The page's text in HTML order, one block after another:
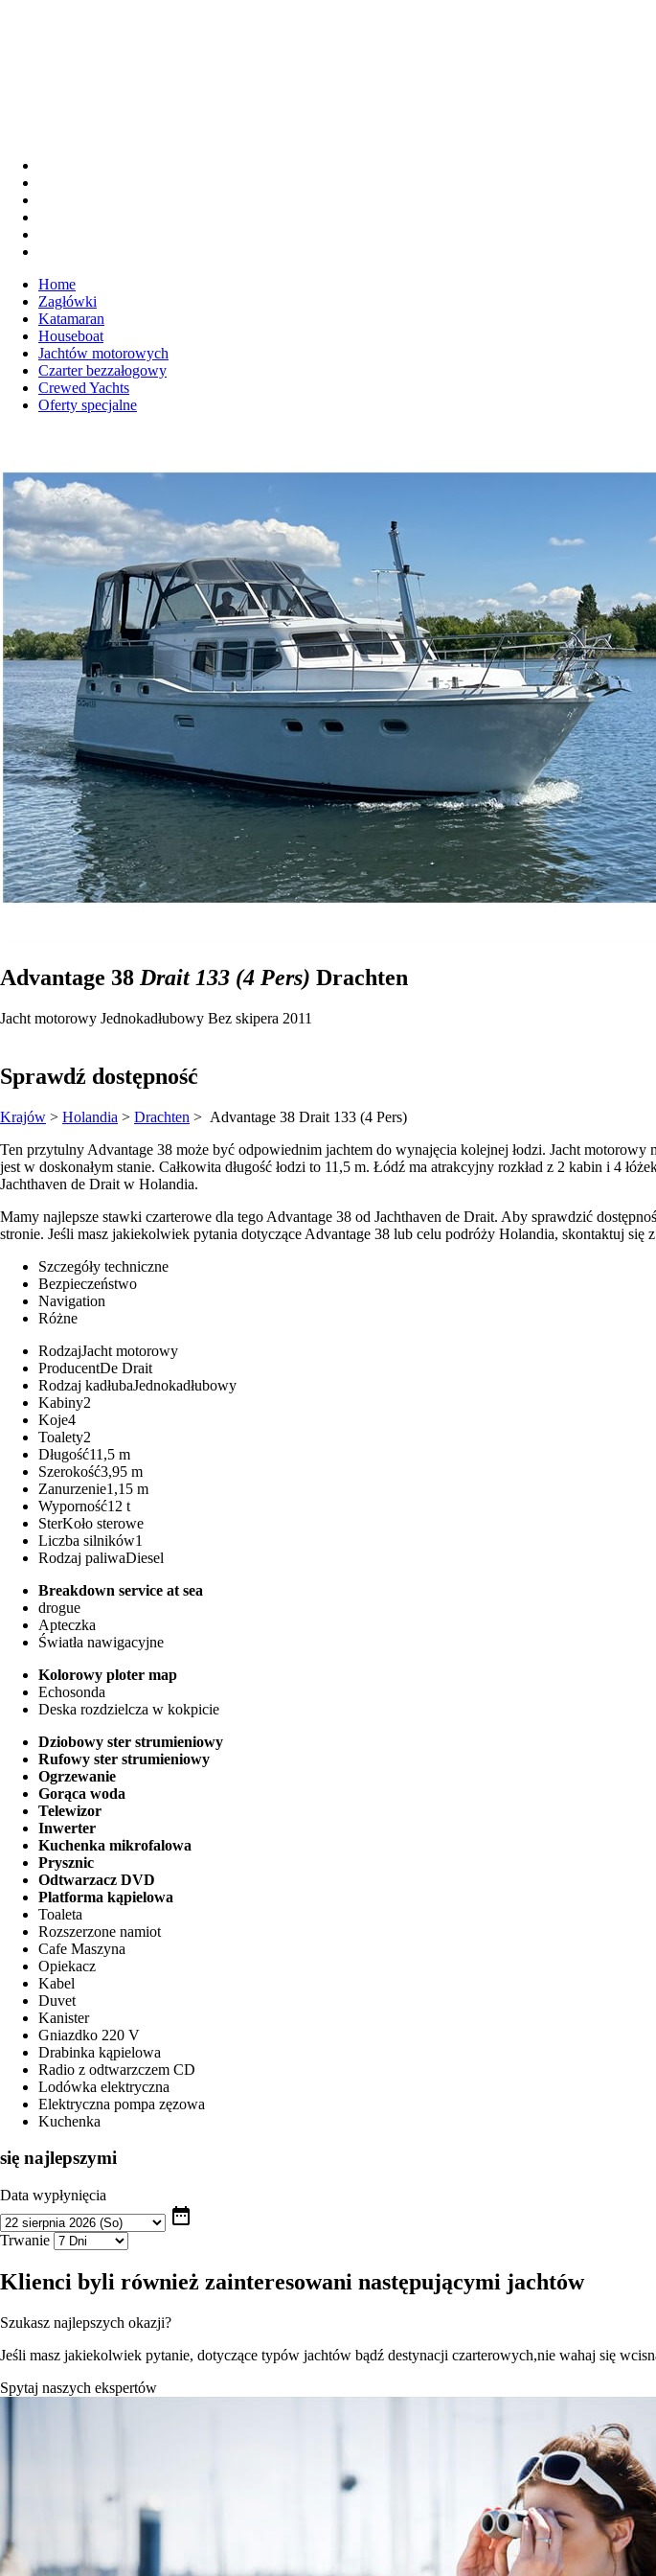
Home
Zagłówki
Katamaran
Houseboat
Jachtów motorowych
Czarter bezzałogowy
Crewed Yachts
Oferty specjalne
Advantage 38 Drait 133 (4 Pers) Drachten
Jacht motorowy Jednokadłubowy Bez skipera 2011
Sprawdź dostępność
Krajów > Holandia > Drachten > Advantage 38 Drait 133 (4 Pers)
Ten przytulny Advantage 38 może być odpowiednim jachtem do wynajęcia kolejnej łodzi. Jacht
jest w doskonałym stanie. Całkowita długość łodzi to 11,5 m. Łódź ma atrakcyjny rozkład z 2 kabin i 4
Jachthaven de Drait w Holandia.
Mamy najlepsze stawki czarterowe dla tego Advantage 38 od Jachthaven de Drait. Aby sprawdzić
stronie. Jeśli masz jakiekolwiek pytania dotyczące Advantage 38 lub celu podróży Holandia, skontaktuj się
Szczegóły techniczne
Bezpieczeństwo
Navigation
Różne
RodzajJacht motorowy
ProducentDe Drait
Rodzaj kadłubaJednokadłubowy
Kabiny2
Koje4
Toalety2
Długość11,5 m
Szerokość3,95 m
Zanurzenie1,15 m
Wyporność12 t
SterKoło sterowe
Liczba silników1
Rodzaj paliwaDiesel
Breakdown service at sea
drogue
Apteczka
Światła nawigacyjne
Kolorowy ploter map
Echosonda
Deska rozdzielcza w kokpicie
Dziobowy ster strumieniowy
Rufowy ster strumieniowy
Ogrzewanie
Gorąca woda
Telewizor
Inwerter
Kuchenka mikrofalowa
Prysznic
Odtwarzacz DVD
Platforma kąpielowa
Toaleta
Rozszerzone namiot
Cafe Maszyna
Opiekacz
Kabel
Duvet
Kanister
Gniazdko 220 V
Drabinka kąpielowa
Radio z odtwarzczem CD
Lodówka elektryczna
Elektryczna pompa zęzowa
Kuchenka
się najlepszymi
Data wypłynięcia
date_range
Trwanie
Klienci byli również zainteresowani następującymi jachtów
Szukasz najlepszych okazji?
Jeśli masz jakiekolwiek pytanie, dotyczące typów jachtów bądź destynacji czarterowych,nie wahaj się
Spytaj naszych ekspertów